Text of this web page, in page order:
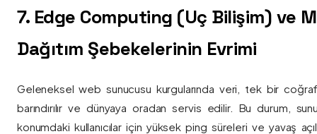
7. Edge Computing (Uç Bilişim) ve
Dağıtım Şebekelerinin Evrimi
Geleneksel web sunucusu kurgularında veri, tek bir
barındırılır ve dünyaya oradan servis edilir. Bu durum,
konumdaki kullanıcılar için yüksek ping süreleri ve yavaş